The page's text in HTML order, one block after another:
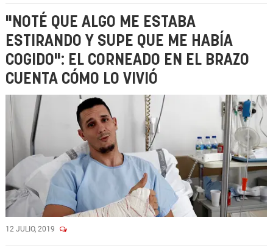
"NOTÉ QUE ALGO ME ESTABA
ESTIRANDO Y SUPE QUE ME HABÍA
COGIDO": EL CORNEADO EN EL BRAZO
CUENTA CÓMO LO VIVIÓ
12 JULIO, 2019